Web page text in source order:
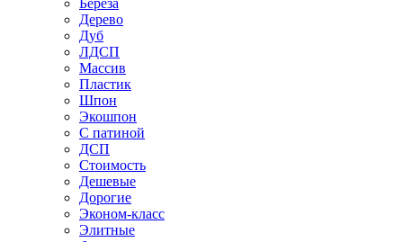
Береза
Дерево
Дуб
ЛДСП
Массив
Пластик
Шпон
Экошпон
С патиной
ДСП
Стоимость
Дешевые
Дорогие
Эконом-класс
Элитные